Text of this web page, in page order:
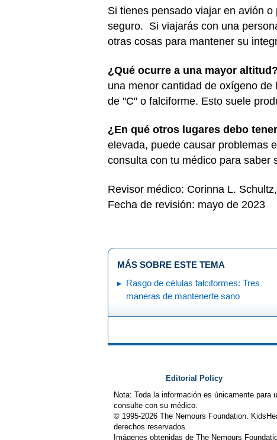
Si tienes pensado viajar en avión
seguro. Si viajarás con una
otras cosas para mantener su
¿Qué ocurre a una mayor altitud?
una menor cantidad de oxígeno
de "C" o falciforme. Esto suele
¿En qué otros lugares debo
elevada, puede causar problemas
consulta con tu médico para saber
Revisor médico: Corinna L.
Fecha de revisión: mayo de 2023
MÁS SOBRE ESTE TEMA
Rasgo de células falciformes: Tres
maneras de mantenerte sano
Editorial Policy
Nota: Toda la información es únicamente
consulte con su médico.
© 1995-2026 The Nemours Foundation.
derechos reservados.
Imágenes obtenidas de The Nemours